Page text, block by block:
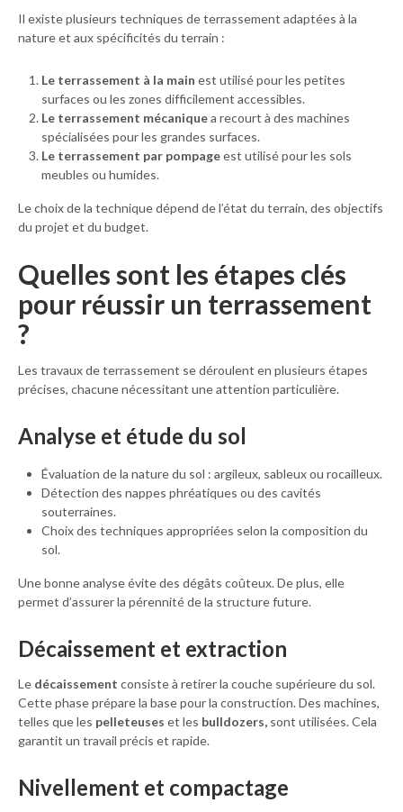
Il existe plusieurs techniques de terrassement adaptées à la
nature et aux spécificités du terrain :
Le terrassement à la main est utilisé pour les petites
surfaces ou les zones difficilement accessibles.
Le terrassement mécaniquea recourt à des machines
spécialisées pour les grandes surfaces.
Le terrassement par pompageest utilisé pour les sols
meubles ou humides.
Le choix de la technique dépend de l’état du terrain, des objectifs
du projet et du budget.
Quelles sont les étapes clés
pour réussir un terrassement
?
Les travaux de terrassement se déroulent en plusieurs étapes
précises, chacune nécessitant une attention particulière.
Analyse et étude du sol
Évaluation de la nature du sol : argileux, sableux ou rocailleux.
Détection des nappes phréatiques ou des cavités
souterraines.
Choix des techniques appropriées selon la composition du
sol.
Une bonne analyse évite des dégâts coûteux. De plus, elle
permet d’assurer la pérennité de la structure future.
Décaissement et extraction
Le décaissement consiste à retirer la couche supérieure du sol.
Cette phase prépare la base pour la construction. Des machines,
telles que les pelleteuses et les bulldozers, sont utilisées. Cela
garantit un travail précis et rapide.
Nivellement et compactage